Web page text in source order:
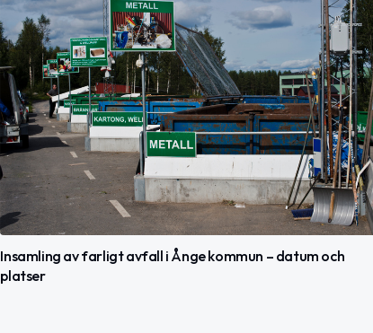
Insamling av farligt avfall i Ånge kommun – datum och
platser